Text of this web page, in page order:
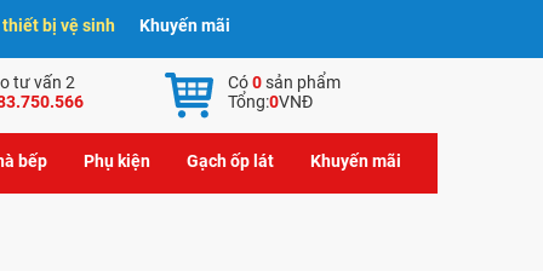
thiết bị vệ sinh Khuyến mãi
tư vấn 2
Có0sản phẩm
Tổng:0VNĐ
bếp Phụ kiện Gạch ốp lát Khuyến mãi